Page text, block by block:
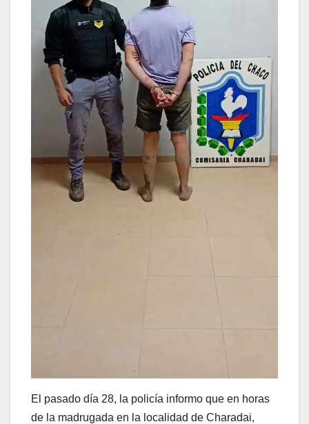
El pasado día 28, la policía informo que en horas
de la madrugada en la localidad de Charadai,